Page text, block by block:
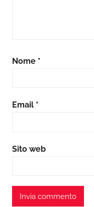
Nome *
Email *
Sito web